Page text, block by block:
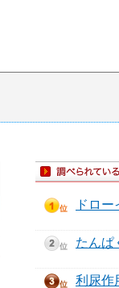
ドロー
たんぱ
利尿作